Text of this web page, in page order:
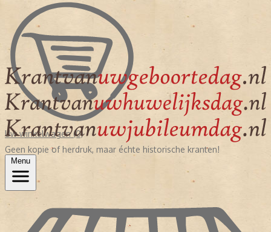
Uw winkelwagen (0)
Geen kopie of herdruk, maar échte historische kranten!
Menu